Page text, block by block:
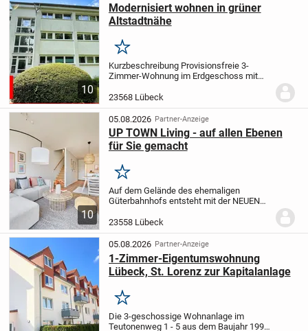
10
Modernisiert wohnen in grüner
Altstadtnähe
Merken
Kurzbeschreibung Provisionsfreie 3-
Zimmer-Wohnung im Erdgeschoss mit
Objekt Diese gepflegte 3-Zimmer-
Eigentumswohnung befindet sich im
Erdgeschoss eines laufend...
23568 Lübeck
10
05.08.2026 Partner-Anzeige
UP TOWN Living - auf allen Ebenen
für Sie gemacht
Merken
Auf dem Gelände des ehemaligen
Güterbahnhofs entsteht mit der NEUEN
autofreies Stadtquartier. Rund um den
großzügigen Quartierspark verbinden sich
Wohnen, Arbeiten,...
23558 Lübeck
05.08.2026 Partner-Anzeige
1-Zimmer-Eigentumswohnung
Lübeck, St. Lorenz zur Kapitalanlage
Merken
Die 3-geschossige Wohnanlage im
Teutonenweg 1 - 5 aus dem Baujahr 1995